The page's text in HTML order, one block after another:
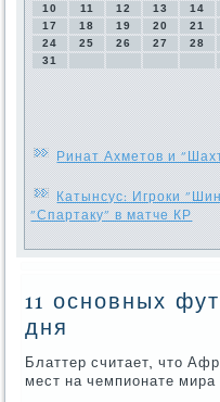
10
11 12 13 14
17
18 19 20 21
24
25 26 27 28
31
Ринат Ахметов и
Катынсус: Игроки
"Спартаку" в матче КР
11 основных
дня
Блаттер считает, что
мест на чемпионате мира